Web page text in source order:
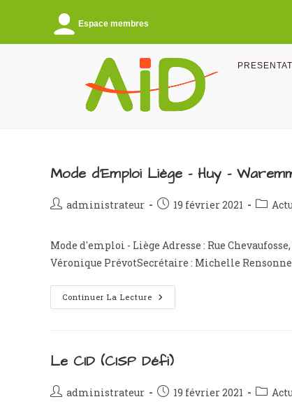
content
Espace membres
Mode d’Emploi Liège – Huy –
Auteur/autrice
publication :
administrateur
Publication
19 février 2021
Post
Mode d'emploi - Liège Adresse : Rue
Véronique PrévotSecrétaire : Michelle
Continuer La Lecture Mode
D’Emploi
Waremme
–
Le CID (CISP Défi)
Auteur/autrice
administrateur
Publication
19 février 2021
Post